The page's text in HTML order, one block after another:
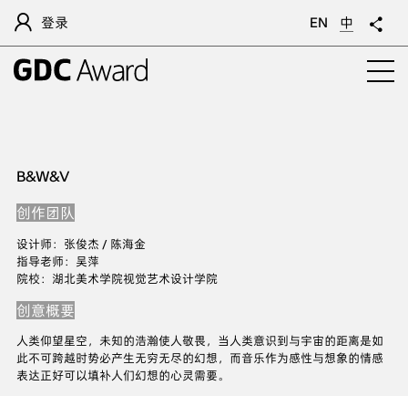
登录 EN 中
B&W&V
创作团队
设计师：张俊杰 / 陈海金
指导老师：吴萍
院校：湖北美术学院视觉艺术设计学院
创意概要
人类仰望星空，未知的浩瀚使人敬畏，当人类意识到与宇宙的距离是如
此不可跨越时势必产生无穷无尽的幻想，而音乐作为感性与想象的情感
表达正好可以填补人们幻想的心灵需要。